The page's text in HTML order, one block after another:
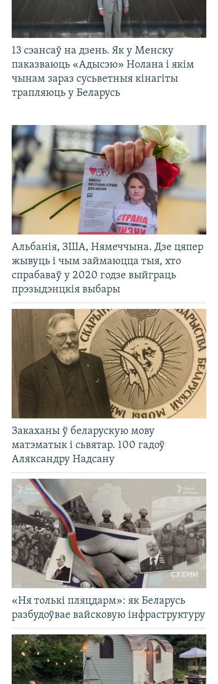
13 сэансаў на дзень. Як у Менску
паказваюць «Адысэю» Нолана і якім
чынам зараз сусьветныя кінагіты
трапляюць у Беларусь
Альбанія, ЗША, Нямеччына. Дзе цяпер
жывуць і чым займаюцца тыя, хто
спрабаваў у 2020 годзе выйграць
прэзыдэнцкія выбары
Закаханы ў беларускую мову
матэматык і сьвятар. 100 гадоў
Аляксандру Надсану
«Ня толькі пляцдарм»: як Беларусь
разбудоўвае вайсковую інфраструктуру